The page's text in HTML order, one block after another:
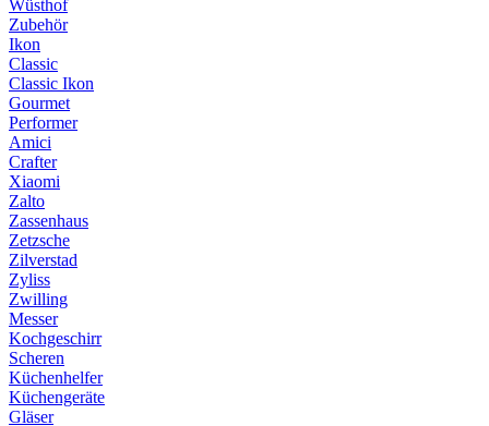
Wüsthof
Zubehör
Ikon
Classic
Classic Ikon
Gourmet
Performer
Amici
Crafter
Xiaomi
Zalto
Zassenhaus
Zetzsche
Zilverstad
Zyliss
Zwilling
Messer
Kochgeschirr
Scheren
Küchenhelfer
Küchengeräte
Gläser